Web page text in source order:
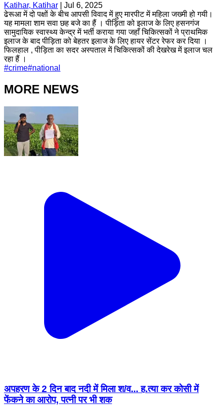
Katihar, Katihar
Jul 6, 2025
ढेरूआ में दो पक्षों के बीच आपसी विवाद में हुए मारपीट में महिला जख्मी हो गयी।
यह मामला शाम सवा छह बजे का हैं । पीड़िता को इलाज के लिए हसनगंज
सामुदायिक स्वास्थ्य केन्द्र में भर्ती कराया गया जहाँ चिकित्सकों ने प्राथमिक
इलाज के बाद पीड़िता को बेहतर इलाज के लिए हायर सेंटर रेफर कर दिया ।
फिलहाल , पीड़िता का सदर अस्पताल में चिकित्सकों की देखरेख में इलाज चल
रहा हैं ।
#crime#national
MORE NEWS
अपहरण के 2 दिन बाद नदी में मिला श/व... ह.त्या कर कोसी में
फेंकने का आरोप, पत्नी पर भी शक